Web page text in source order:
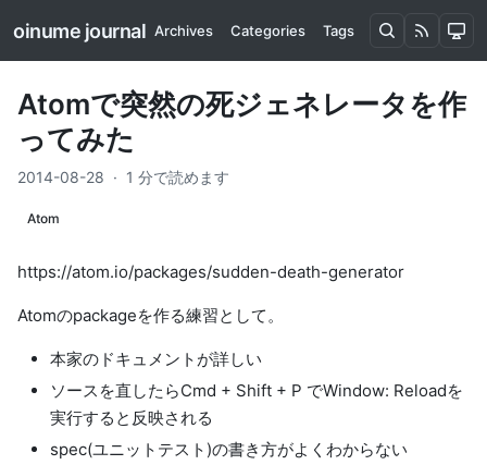
oinume journal Archives Categories Tags
Atomで突然の死ジェネレータを作
ってみた
2014-08-28 · 1 分で読めます
Atom
https://atom.io/packages/sudden-death-generator
Atomのpackageを作る練習として。
本家のドキュメント が詳しい
ソースを直したらCmd + Shift + P でWindow: Reloadを
実行すると反映される
spec(ユニットテスト)の書き方がよくわからない